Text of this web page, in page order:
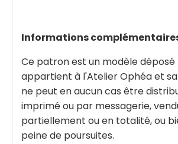
Informations
Ce patron est un modèle
appartient à l'Atelier Ophéa et
ne peut en aucun cas être
imprimé ou par messagerie,
partiellement ou en totalité, ou
peine de poursuites.